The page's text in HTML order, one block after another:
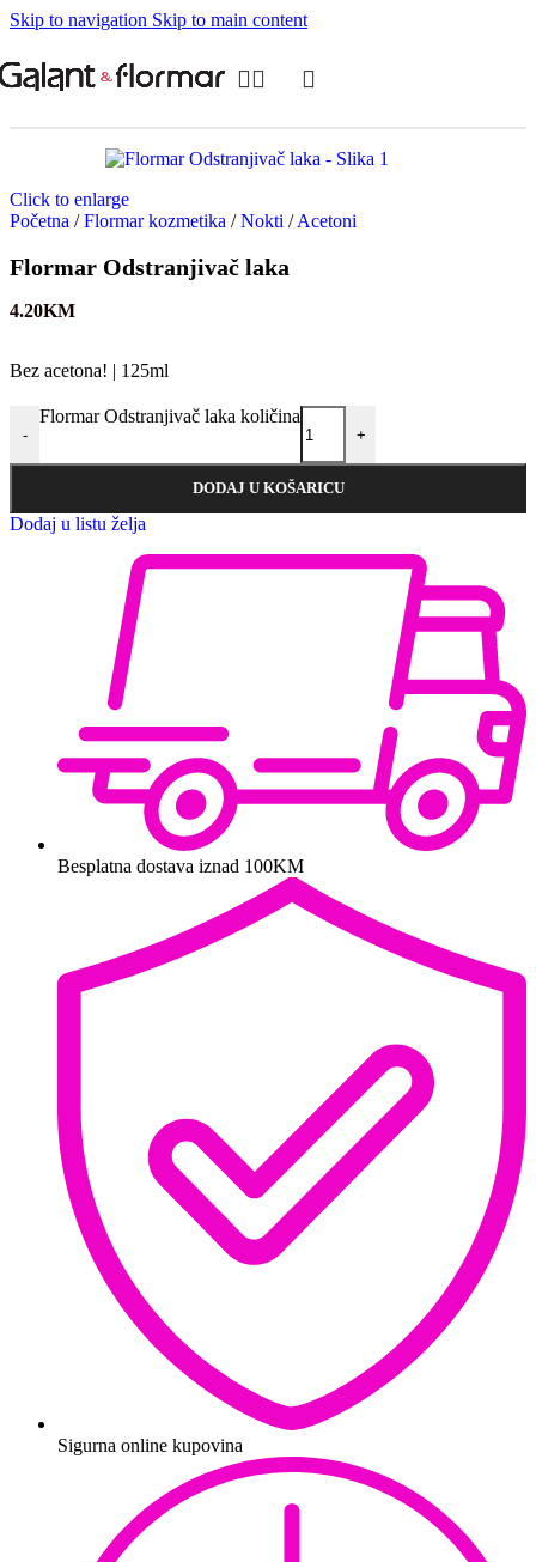
Skip to navigation Skip to main content
Click to enlarge
Početna / Flormar kozmetika / Nokti / Acetoni
Flormar Odstranjivač laka
4.20KM
Bez acetona! | 125ml
-
Flormar Odstranjivač laka količina
+
DODAJ U KOŠARICU
Dodaj u listu želja
Besplatna dostava iznad 100KM
Sigurna online kupovina